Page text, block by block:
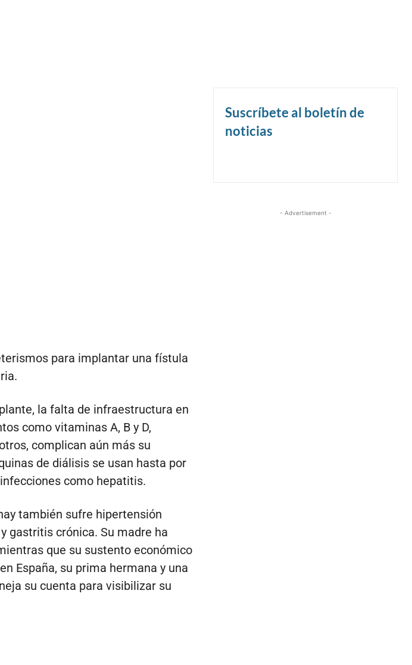
para implantar una fístula
la falta de infraestructura en
como vitaminas A, B y D,
complican aún más su
de diálisis se usan hasta por
como hepatitis.
también sufre hipertensión
gastritis crónica. Su madre ha
que su sustento económico
España, su prima hermana y una
su cuenta para visibilizar su
Suscríbete al boletín de
noticias
- Advertisement -